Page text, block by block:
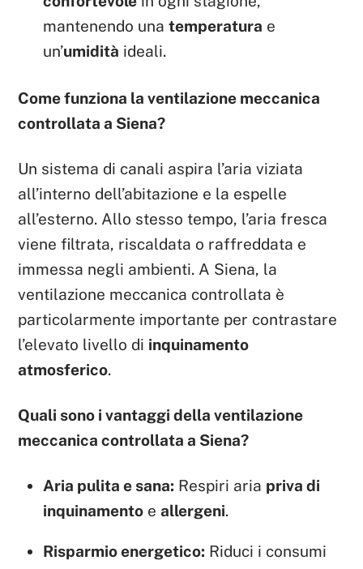
mantenendo unatemperatura e
un’umidità ideali.
Come funziona la ventilazione meccanica
controllata a Siena?
Un sistema di canali aspira l’aria viziata
all’interno dell’abitazione e la espelle
all’esterno. Allo stesso tempo, l’aria fresca
viene filtrata, riscaldata o raffreddata e
immessa negli ambienti. A Siena, la
ventilazione meccanica controllata è
particolarmente importante per contrastare
l’elevato livello di inquinamento
atmosferico.
Quali sono i vantaggi della ventilazione
meccanica controllata a Siena?
Aria pulita e sana: Respiri aria priva di
inquinamento eallergeni.
Risparmio energetico: Riduci i consumi